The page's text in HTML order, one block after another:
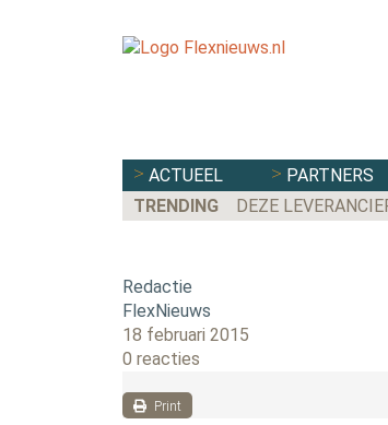
ACTUEEL PARTNERS
TRENDING
DEZE
Redactie
FlexNieuws
18 februari 2015
0 reacties
Print